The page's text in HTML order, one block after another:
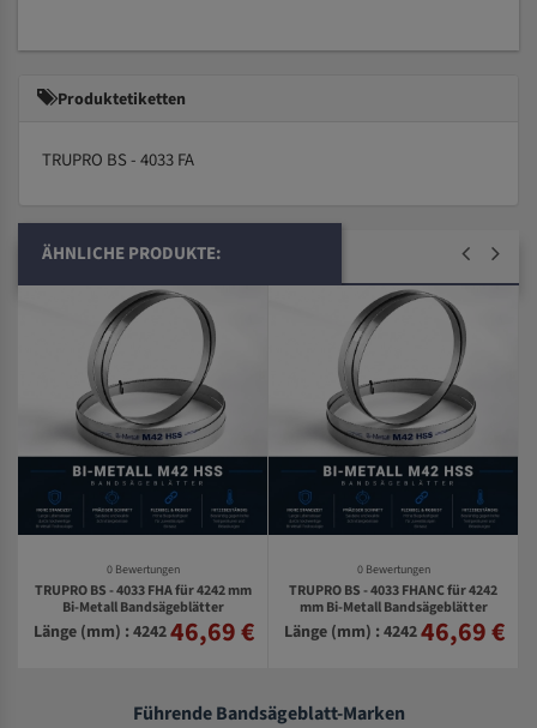
Produktetiketten
TRUPRO BS - 4033 FA
ÄHNLICHE PRODUKTE:
0 Bewertungen
TRUPRO BS - 4033 FHA für 4242 mm
Bi-Metall Bandsägeblätter
Länge (mm) : 424246,69 €
0 Bewertungen
TRUPRO BS - 4033 FHANC für 4242
mm Bi-Metall Bandsägeblätter
Länge (mm) : 424246,69 €
Führende Bandsägeblatt-Marken